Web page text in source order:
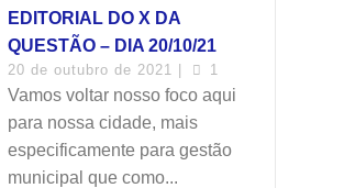
EDITORIAL DO X DA
QUESTÃO – DIA 20/10/21
20 de outubro de 2021 | 1
Vamos voltar nosso foco aqui
para nossa cidade, mais
especificamente para gestão
municipal que como...